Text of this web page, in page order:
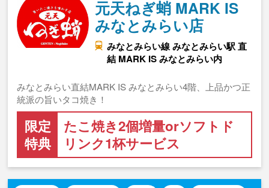
元天ねぎ蛸 MARK IS
みなとみらい店
みなとみらい線 みなとみらい駅 直
結 MARK IS みなとみらい内
みなとみらい直結MARK IS みなとみらい4階、上品かつ正
統派の旨いタコ焼き！
限定
特典
たこ焼き2個増量orソフトド
リンク1杯サービス